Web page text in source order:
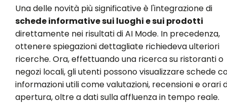
Una delle novità più significative è l'integrazione di
schede informative sui luoghi e sui prodotti
direttamente nei risultati di AI Mode. In precedenza,
ottenere spiegazioni dettagliate richiedeva ulteriori
ricerche. Ora, effettuando una ricerca su ristoranti o
negozi locali, gli utenti possono visualizzare schede
informazioni utili come valutazioni, recensioni e orari
apertura, oltre a dati sulla affluenza in tempo reale.